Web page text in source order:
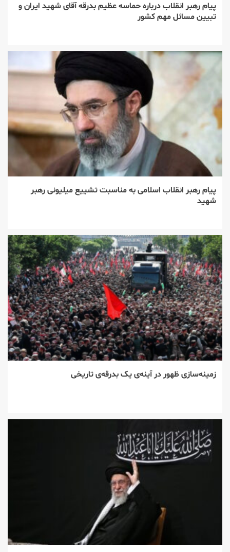
پیام رهبر انقلاب درباره حماسه عظیم بدرقه آقای شهید ایران و
تبیین مسائل مهم کشور
پیام رهبر انقلاب اسلامی به مناسبت تشییع میلیونی رهبر
شهید
زمینه‌سازی ظهور در آینه‌ی یک بدرقه‌ی تاریخی